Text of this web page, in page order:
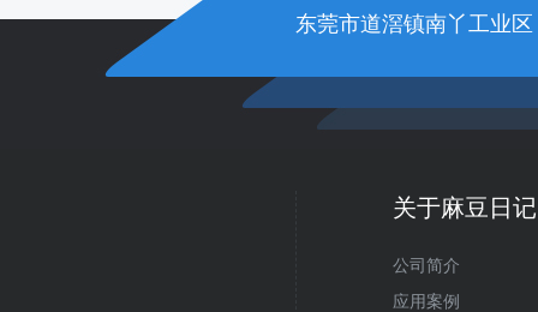
东莞市道滘镇南丫工业区
关于麻豆日记
公司简介
应用案例